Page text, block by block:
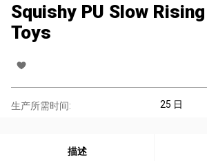
Squishy PU Slow
Toys
生产所需时间: 25 日
描述